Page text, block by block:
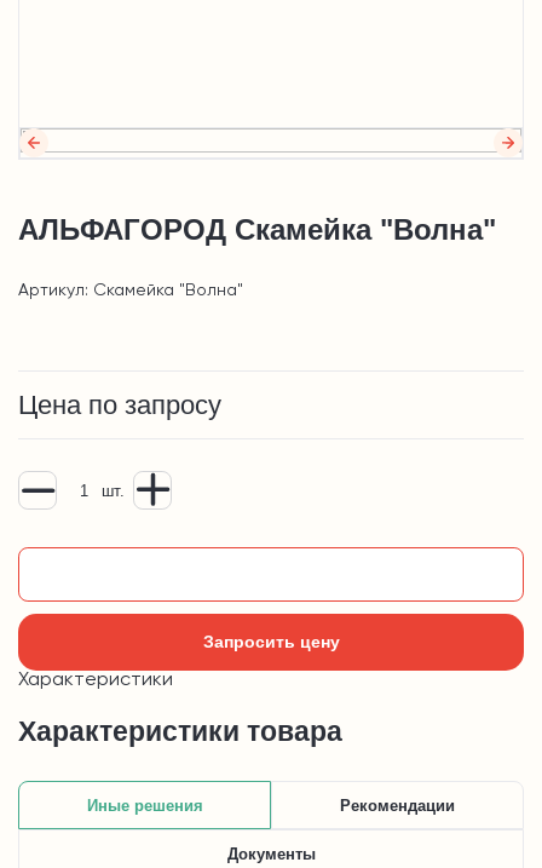
АЛЬФАГОРОД Скамейка "Волна"
Артикул: Скамейка "Волна"
Цена по запросу
шт.
Запросить цену
Характеристики
Характеристики товара
Иные решения Рекомендации
Документы